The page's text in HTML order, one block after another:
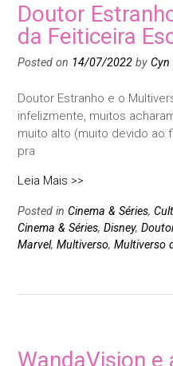
Doutor
da Feiticeira
Posted on 14/07/2022 by Cyn
Doutor Estranho e o
infelizmente, muitos
muito alto (muito devido ao
pra
Leia Mais >>
Posted in Cinema & Séries,
Cinema & Séries, Disney,
Marvel, Multiverso, Multiverso
WandaVision e